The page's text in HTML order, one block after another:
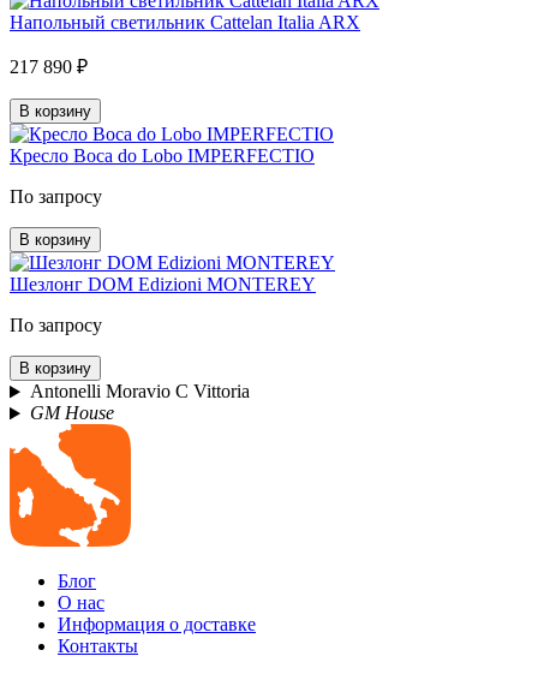
Напольный светильник Cattelan Italia ARX
217 890 ₽
В корзину
Кресло Boca do Lobo IMPERFECTIO
По запросу
В корзину
Шезлонг DOM Edizioni MONTEREY
По запросу
В корзину
Antonelli Moravio C Vittoria
GM House
Блог
О нас
Информация о доставке
Контакты